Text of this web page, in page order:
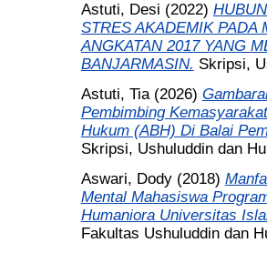
Astuti, Desi (2022)
STRES AKADEMIK PADA
ANGKATAN 2017 YANG
BANJARMASIN. Skripsi,
Astuti, Tia(2026)
Pembimbing
Hukum (ABH) Di Balai
Skripsi, Ushuluddin dan
Aswari, Dody(2018)
Mental Mahasiswa
Humaniora Universitas
Fakultas Ushuluddin dan